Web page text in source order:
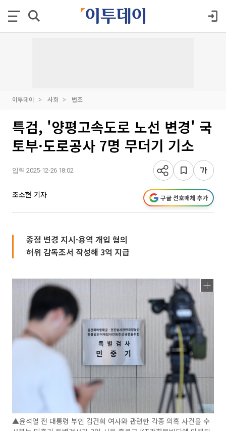
이투데이 사회 법조
특검, '양평고속도로 노선 변경' 국
토부·도로공사 7명 무더기 기소
입력 2025-12-26 18:02
조소현 기자 구글 선호매체 추가
종점 변경 지시·용역 개입 혐의
허위 감독조서 작성해 3억 지급
▲윤석열 전 대통령 부인 김건희 여사와 관련한 각종 의혹 사건을 수